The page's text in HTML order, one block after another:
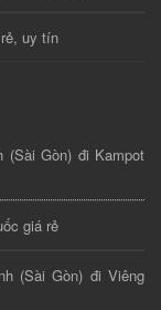
uy tín
Gòn) đi Kampot
giá rẻ
(Sài Gòn) đi Viêng